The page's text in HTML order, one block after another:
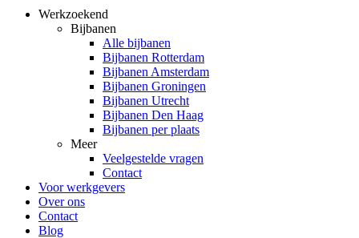
Werkzoekend
Bijbanen
Alle bijbanen
Bijbanen Rotterdam
Bijbanen Amsterdam
Bijbanen Groningen
Bijbanen Utrecht
Bijbanen Den Haag
Bijbanen per plaats
Meer
Veelgestelde vragen
Contact
Voor werkgevers
Over ons
Contact
Blog